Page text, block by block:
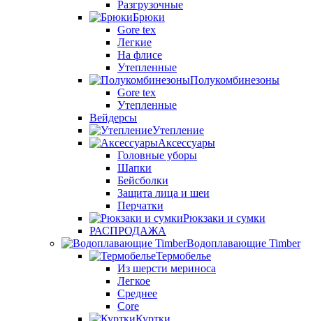
Разгрузочные
Брюки
Gore tex
Легкие
На флисе
Утепленные
Полукомбинезоны
Gore tex
Утепленные
Вейдерсы
Утепление
Аксессуары
Головные уборы
Шапки
Бейсболки
Защита лица и шеи
Перчатки
Рюкзаки и сумки
РАСПРОДАЖА
Водоплавающие Timber
Термобелье
Из шерсти мериноса
Легкое
Среднее
Core
Куртки